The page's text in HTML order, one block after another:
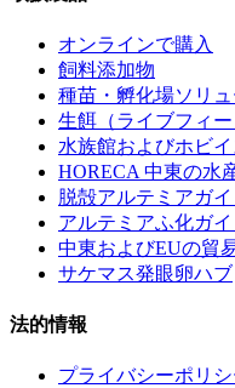
オンラインで購入
飼料添加物
種苗・孵化場ソリ
生餌（ライブフィー
水族館およびホビイ
HORECA 中東の水
脱殻アルテミアガイ
アルテミアふ化ガイ
中東およびEUの貿
サケマス発眼卵ハブ
法的情報
プライバシーポリシ